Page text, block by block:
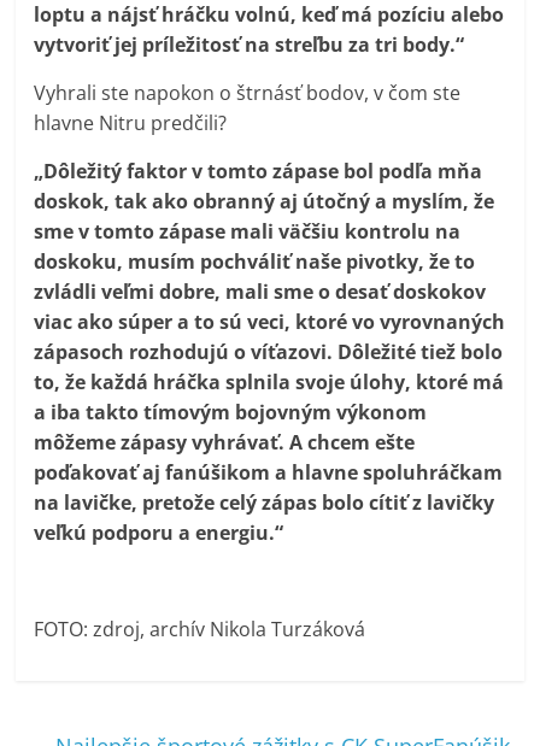
loptu a nájsť hráčku volnú, keď má pozíciu alebo
vytvoriť jej príležitosť na streľbu za tri body.“
Vyhrali ste napokon o štrnásť bodov, v čom ste
hlavne Nitru predčili?
„Dôležitý faktor v tomto zápase bol podľa mňa
doskok, tak ako obranný aj útočný a myslím, že
sme v tomto zápase mali väčšiu kontrolu na
doskoku, musím pochváliť naše pivotky, že to
zvládli veľmi dobre, mali sme o desať doskokov
viac ako súper a to sú veci, ktoré vo vyrovnaných
zápasoch rozhodujú o víťazovi. Dôležité tiež bolo
to, že každá hráčka splnila svoje úlohy, ktoré má
a iba takto tímovým bojovným výkonom
môžeme zápasy vyhrávať. A chcem ešte
poďakovať aj fanúšikom a hlavne spoluhráčkam
na lavičke, pretože celý zápas bolo cítiť z lavičky
veľkú podporu a energiu.“
FOTO: zdroj, archív Nikola Turzáková